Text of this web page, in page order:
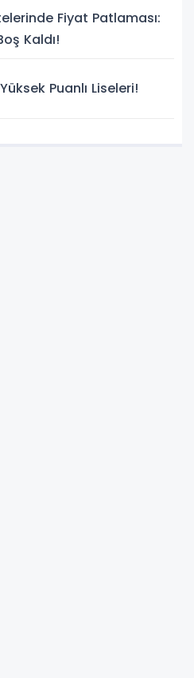
Fiyat Patlaması:
Kaldı!
Puanlı Liseleri!